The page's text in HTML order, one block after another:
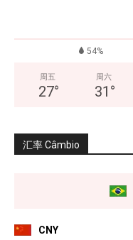
54%
周五
27°
周六
31 °
汇率 Câmbio
CNY